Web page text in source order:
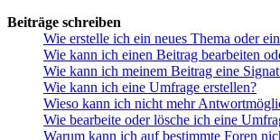
Beiträge schreiben
Wie erstelle ich ein neues Thema oder
Wie kann ich einen Beitrag bearbeiten
Wie kann ich meinem Beitrag eine
Wie kann ich eine Umfrage erstellen?
Wieso kann ich nicht mehr
Wie bearbeite oder lösche ich eine
Warum kann ich auf bestimmte Foren